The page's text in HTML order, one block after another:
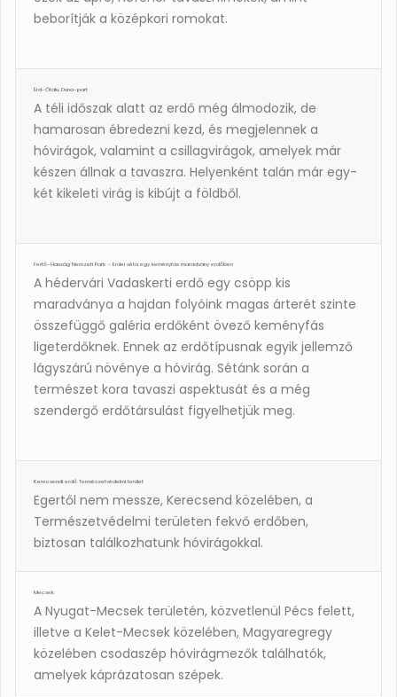
beborítják a középkori romokat.
Érd-Ófalu, Duna-part
A téli időszak alatt az erdő még álmodozik, de
hamarosan ébredezni kezd, és megjelennek a
hóvirágok, valamint a csillagvirágok, amelyek már
készen állnak a tavaszra. Helyenként talán már egy-
két kikeleti virág is kibújt a földből.
Fertő-Hanság Nemzeti Park – Erdei séta egy keményfás maradvány erdőben
A hédervári Vadaskerti erdő egy csöpp kis
maradványa a hajdan folyóink magas árterét szinte
összefüggő galéria erdőként övező keményfás
ligeterdőknek. Ennek az erdőtípusnak egyik jellemző
lágyszárú növénye a hóvirág. Sétánk során a
természet kora tavaszi aspektusát és a még
szendergő erdőtársulást figyelhetjük meg.
Kerecsendi erdő Természetvédelmi terület
Egertől nem messze, Kerecsend közelében, a
Természetvédelmi területen fekvő erdőben,
biztosan találkozhatunk hóvirágokkal.
Mecsek
A Nyugat-Mecsek területén, közvetlenül Pécs felett,
illetve a Kelet-Mecsek közelében, Magyaregregy
közelében csodaszép hóvirágmezők találhatók,
amelyek káprázatosan szépek.